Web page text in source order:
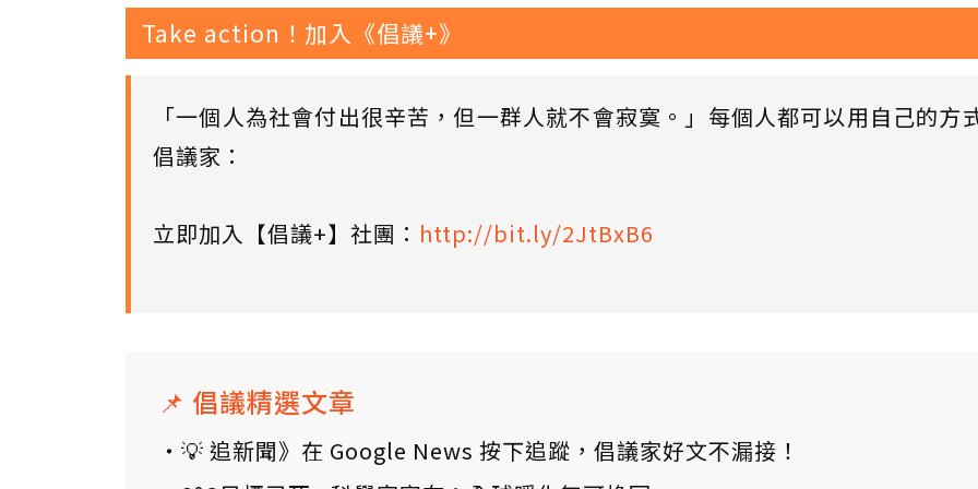
Take action！加入《倡議+》
「一個人為社會付出很辛苦，但一群人就不會寂寞。」每個人都可以用自己的方
倡議家：
立即加入【倡議+】社團： http://bit.ly/2JtBxB6
📌 倡議精選文章
💡 追新聞》在 Google News 按下追蹤，倡議家好文不漏接！